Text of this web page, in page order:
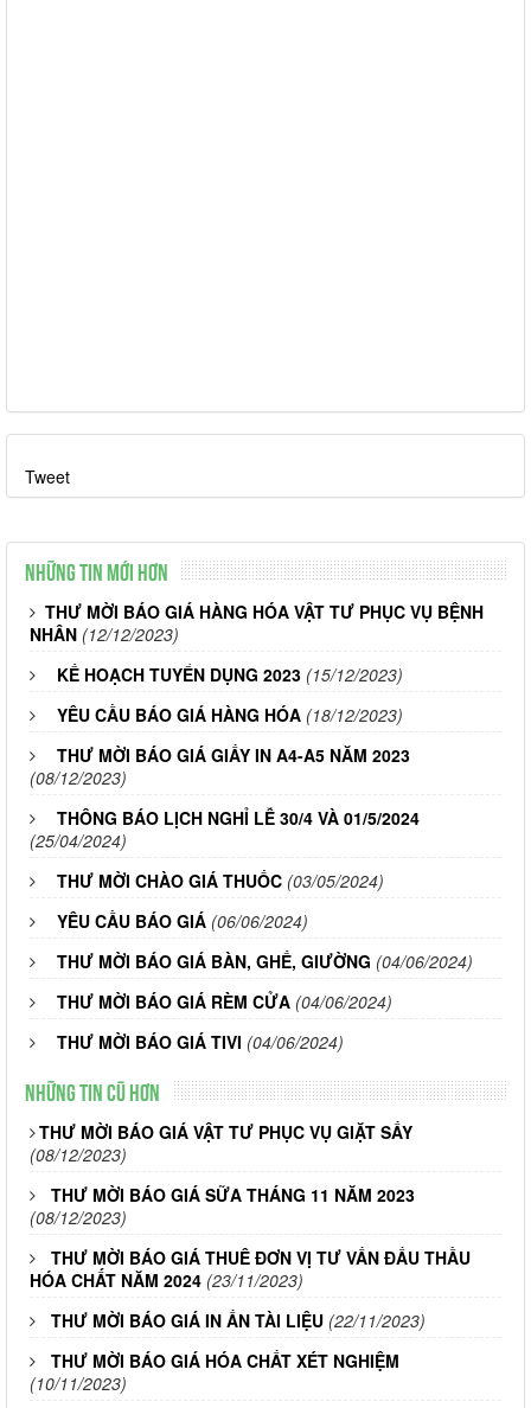
Tweet
Những tin mới hơn
THƯ MỜI BÁO GIÁ HÀNG HÓA VẬT TƯ PHỤC VỤ BỆNH
NHÂN (12/12/2023)
KẾ HOẠCH TUYỂN DỤNG 2023 (15/12/2023)
YÊU CẦU BÁO GIÁ HÀNG HÓA (18/12/2023)
THƯ MỜI BÁO GIÁ GIẤY IN A4-A5 NĂM 2023
(08/12/2023)
THÔNG BÁO LỊCH NGHỈ LỄ 30/4 VÀ 01/5/2024
(25/04/2024)
THƯ MỜI CHÀO GIÁ THUỐC (03/05/2024)
YÊU CẦU BÁO GIÁ (06/06/2024)
THƯ MỜI BÁO GIÁ BÀN, GHẾ, GIƯỜNG (04/06/2024)
THƯ MỜI BÁO GIÁ RÈM CỬA (04/06/2024)
THƯ MỜI BÁO GIÁ TIVI (04/06/2024)
Những tin cũ hơn
THƯ MỜI BÁO GIÁ VẬT TƯ PHỤC VỤ GIẶT SẤY
(08/12/2023)
THƯ MỜI BÁO GIÁ SỮA THÁNG 11 NĂM 2023
(08/12/2023)
THƯ MỜI BÁO GIÁ THUÊ ĐƠN VỊ TƯ VẤN ĐẤU THẦU
HÓA CHẤT NĂM 2024 (23/11/2023)
THƯ MỜI BÁO GIÁ IN ẤN TÀI LIỆU (22/11/2023)
THƯ MỜI BÁO GIÁ HÓA CHẤT XÉT NGHIỆM
(10/11/2023)